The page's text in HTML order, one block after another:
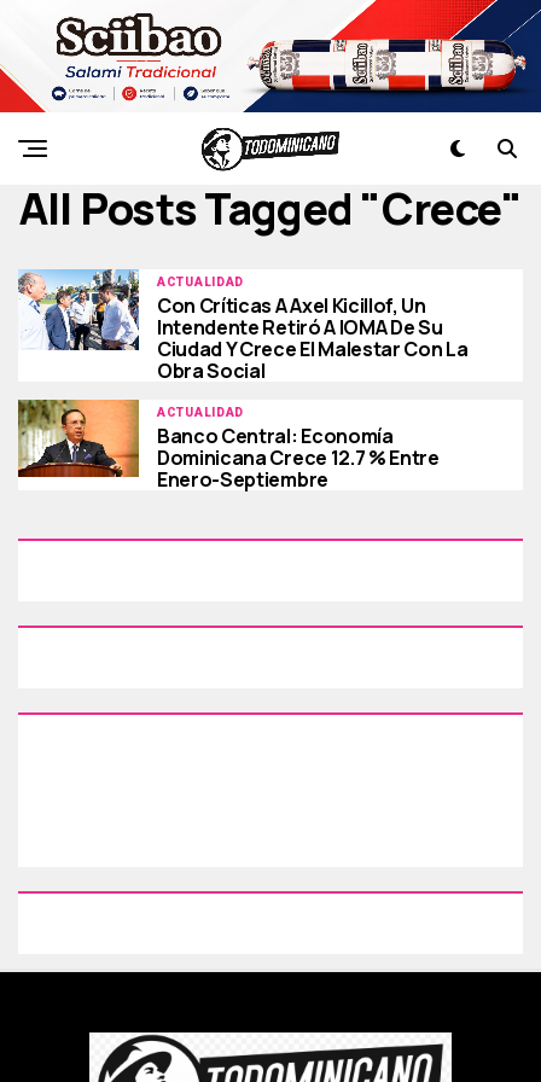
All Posts Tagged "crece"
ACTUALIDAD
Con Críticas A Axel Kicillof, Un
Intendente Retiró A IOMA De Su
Ciudad Y Crece El Malestar Con La
Obra Social
ACTUALIDAD
Banco Central: Economía
Dominicana Crece 12.7 % Entre
Enero-Septiembre